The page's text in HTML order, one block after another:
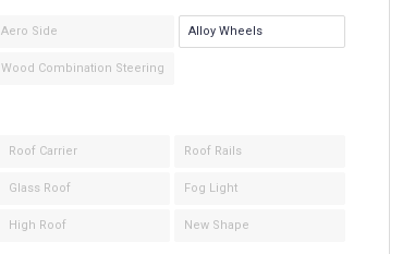
Aero Side Alloy Wheels
Wood Combination Steering
Roof Carrier Roof Rails
Glass Roof Fog Light
High Roof New Shape